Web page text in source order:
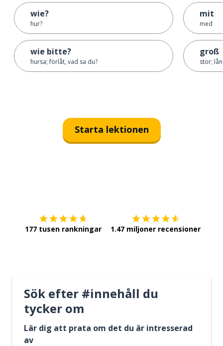
wie?
hur?
wie bitte?
hursa; förlåt, vad sa du?
mit
med
groß
stor;
Starta lektionen
177 tusen rankningar 1.47 miljoner recensioner
Sök efter #innehåll du
tycker om
Lär dig att prata om det du är intresserad
av